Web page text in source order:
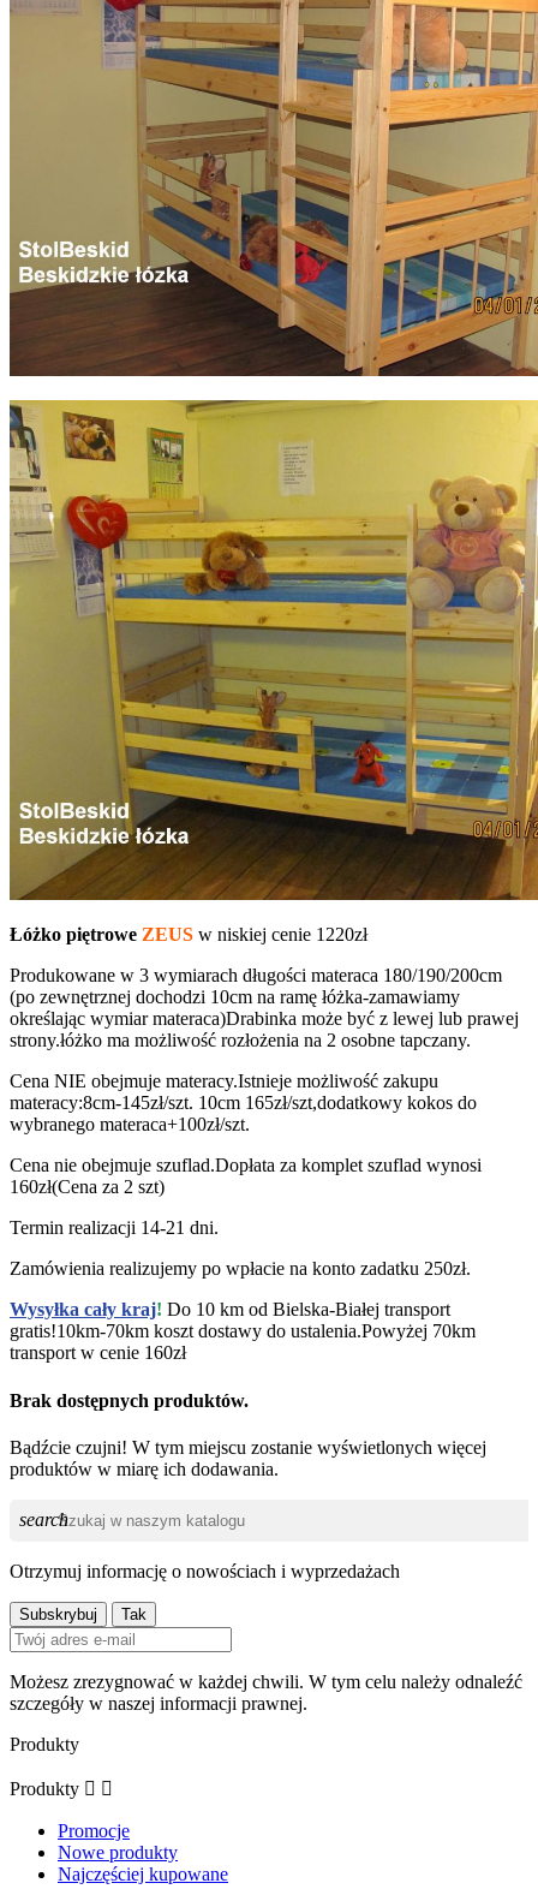
Łóżko piętrowe ZEUS w niskiej cenie 1220zł
Produkowane w 3 wymiarach długości materaca 180/190/200cm
(po zewnętrznej dochodzi 10cm na ramę łóżka-zamawiamy
określając wymiar materaca)Drabinka może być z lewej lub prawej
strony.łóżko ma możliwość rozłożenia na 2 osobne tapczany.
Cena NIE obejmuje materacy.Istnieje możliwość zakupu
materacy:8cm-145zł/szt. 10cm 165zł/szt,dodatkowy kokos do
wybranego materaca+100zł/szt.
Cena nie obejmuje szuflad.Dopłata za komplet szuflad wynosi
160zł(Cena za 2 szt)
Termin realizacji 14-21 dni.
Zamówienia realizujemy po wpłacie na konto zadatku 250zł.
Wysyłka cały kraj! Do 10 km od Bielska-Białej transport
gratis!10km-70km koszt dostawy do ustalenia.Powyżej 70km
transport w cenie 160zł
Brak dostępnych produktów.
Bądźcie czujni! W tym miejscu zostanie wyświetlonych więcej
produktów w miarę ich dodawania.
search
Otrzymuj informację o nowościach i wyprzedażach
Możesz zrezygnować w każdej chwili. W tym celu należy odnaleźć
szczegóły w naszej informacji prawnej.
Produkty
Produkty  
Promocje
Nowe produkty
Najczęściej kupowane